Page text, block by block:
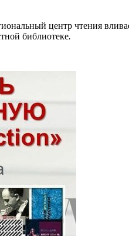
центр чтения
библиотеке.